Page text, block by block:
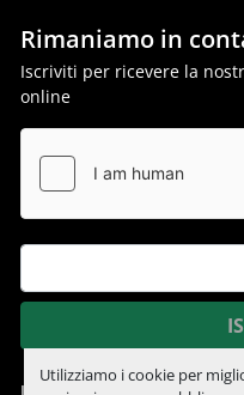
Utilizziamo i cookie per
Rimaniamo in
Iscriviti per ricevere la
online